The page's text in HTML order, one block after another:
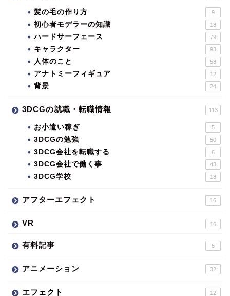
髪の毛の作り方 9
初心者モデラーの知識 13
ハードサーフェース 79
キャラクター 93
人体のこと 53
アナトミーフィギュア 12
背景 24
3DCGの就職・転職情報 113
お小遣い稼ぎ 5
3DCGの勉強 50
3DCG会社を転職する 6
3DCG会社で働く事 43
3DCG学校 13
アフターエフェクト 16
VR 16
有料記事 5
アニメーション 32
エフェクト 12